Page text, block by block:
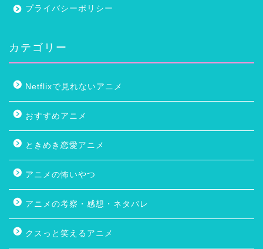
プライバシーポリシー
カテゴリー
Netflixで見れないアニメ
おすすめアニメ
ときめき恋愛アニメ
アニメの怖いやつ
アニメの考察・感想・ネタバレ
クスっと笑えるアニメ